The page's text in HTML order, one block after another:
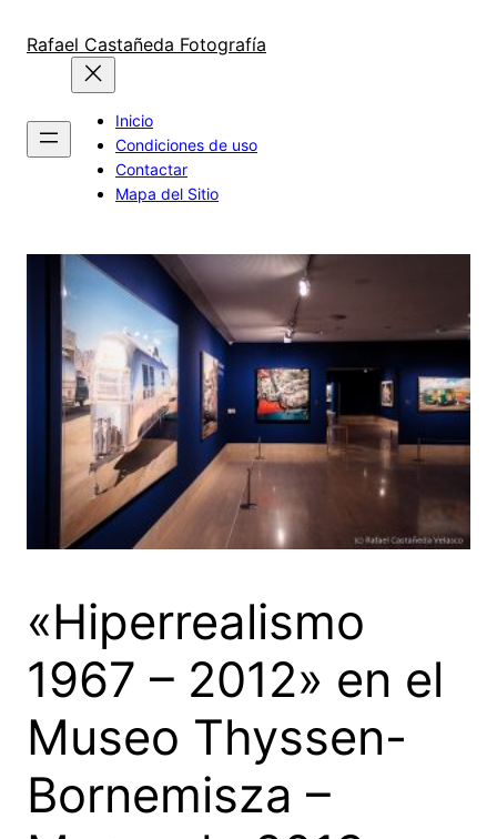
Rafael Castañeda Fotografía
Inicio
Condiciones de uso
Contactar
Mapa del Sitio
«Hiperrealismo
1967 – 2012» en el
Museo Thyssen-
Bornemisza –